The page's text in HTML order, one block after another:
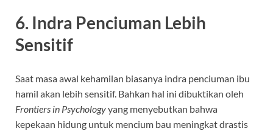
6. Indra Penciuman Lebih
Sensitif
Saat masa awal kehamilan biasanya indra penciuman ibu
hamil akan lebih sensitif. Bahkan hal ini dibuktikan oleh
Frontiers in Psychologyyang menyebutkan bahwa
kepekaan hidung untuk mencium bau meningkat drastis